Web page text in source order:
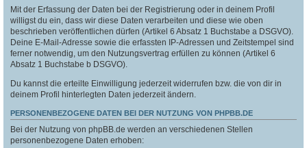
Mit der Erfassung der Daten bei der Registrierung oder in deinem Profil
willigst du ein, dass wir diese Daten verarbeiten und diese wie oben
beschrieben veröffentlichen dürfen (Artikel 6 Absatz 1 Buchstabe a DSGVO).
Deine E-Mail-Adresse sowie die erfassten IP-Adressen und Zeitstempel sind
ferner notwendig, um den Nutzungsvertrag erfüllen zu können (Artikel 6
Absatz 1 Buchstabe b DSGVO).
Du kannst die erteilte Einwilligung jederzeit widerrufen bzw. die von dir in
deinem Profil hinterlegten Daten jederzeit ändern.
PERSONENBEZOGENE DATEN BEI DER NUTZUNG VON PHPBB.DE
Bei der Nutzung von phpBB.de werden an verschiedenen Stellen
personenbezogene Daten erhoben: